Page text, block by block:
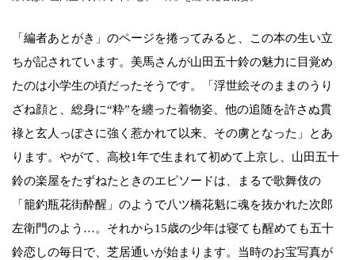
「編者あとがき」のページを捲ってみると、この本の生い立
ちが記されています。美馬さんが山田五十鈴の魅力に目覚め
たのは小学生の頃だったそうです。「浮世絵そのままのうり
ざね顔と、総身に“粋”を纏った着物姿、他の追随を許さぬ貫
祿と玄人っぽさに強く惹かれて以来、その虜となった」とあ
ります。やがて、高校1年で生まれて初めて上京し、山田五十
鈴の楽屋をたずねたときのエピソードは、まるで歌舞伎の
「籠釣瓶花街酔醒」のようで八ツ橋花魁に魂を抜かれた次郎
左衛門のよう…。それから15歳の少年は寝ても醒めても五十
鈴恋しの毎日で、芝居通いが始まります。当時のお宝写真が